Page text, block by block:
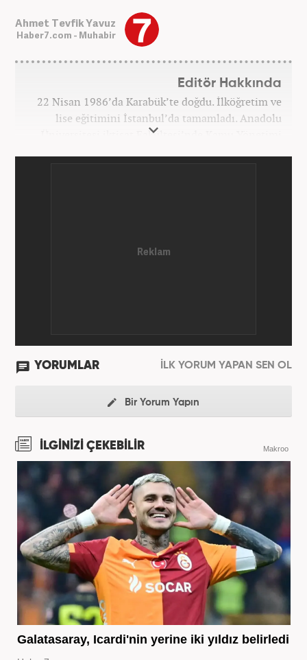
Ahmet Tevfik Yavuz
Haber7.com - Muhabir
Editör Hakkında
22 Nisan 1986’da Karabük’te doğdu. İlköğretim ve
lise eğitimini İstanbul’da tamamladı. Anadolu
Üniversitesi iktisat Fakültesi’nde Kamu Yönetimi
YORUMLAR İLK YORUM YAPAN SEN OL
Bir Yorum Yapın
İLGİNİZİ ÇEKEBİLİR Makroo
Galatasaray, Icardi'nin yerine iki yıldız belirledi